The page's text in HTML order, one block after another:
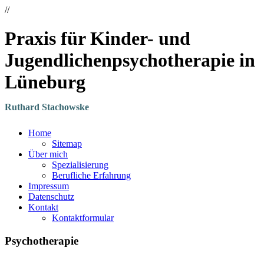
//
Praxis für Kinder- und
Jugendlichenpsychotherapie in
Lüneburg
Ruthard Stachowske
Home
Sitemap
Über mich
Spezialisierung
Berufliche Erfahrung
Impressum
Datenschutz
Kontakt
Kontaktformular
Psychotherapie